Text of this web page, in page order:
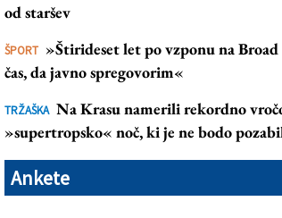
od staršev
ŠPORT »Štirideset let po vzponu na Broad
čas, da javno spregovorim«
TRŽAŠKA Na Krasu namerili rekordno
»supertropsko« noč, ki je ne bodo
Ankete